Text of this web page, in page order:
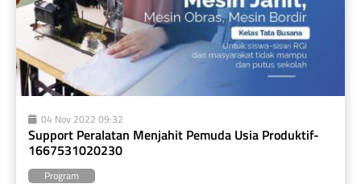
04 Nov 2022 09:32
Support Peralatan Menjahit Pemuda Usia Produktif-
1667531020230
Program